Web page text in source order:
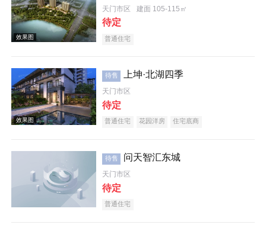
天门市区 建面 105-115㎡
待定
普通住宅
待售 上坤·北湖四季
天门市区
待定
普通住宅 花园洋房 住宅底商
待售 问天智汇东城
天门市区
待定
普通住宅